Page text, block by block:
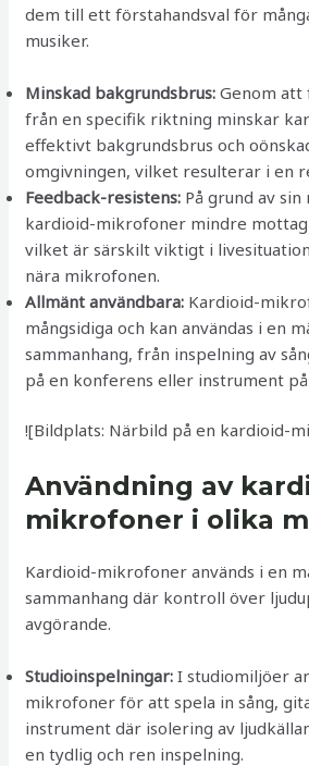
dem till ett förstahandsval för
musiker.
Minskad bakgrundsbrus: Genom att
från en specifik riktning minskar
effektivt bakgrundsbrus och
omgivningen, vilket resulterar i en
Feedback-resistens: På grund av
kardioid-mikrofoner mindre
vilket är särskilt viktigt i
nära mikrofonen.
Allmänt användbara: Kardioid-
mångsidiga och kan användas i en
sammanhang, från inspelning av
på en konferens eller instrument på
![Bildplats: Närbild på en kardioid-
Användning av
mikrofoner i olika
Kardioid-mikrofoner används i en
sammanhang där kontroll över
avgörande.
Studioinspelningar: I studiomiljöer
mikrofoner för att spela in sång,
instrument där isolering av
en tydlig och ren inspelning.